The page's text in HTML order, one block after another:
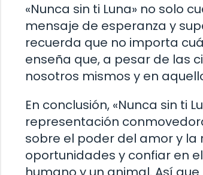
«Nunca sin ti Luna» no solo
mensaje de esperanza y
recuerda que no importa
enseña que, a pesar de las
nosotros mismos y en
En conclusión, «Nunca sin ti
representación
sobre el poder del amor y
oportunidades y confiar en